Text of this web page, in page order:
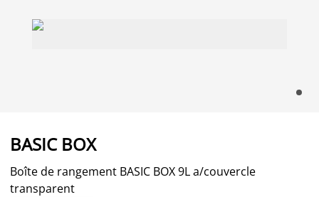
BASIC BOX
Boîte de rangement BASIC BOX 9L a/couvercle
transparent